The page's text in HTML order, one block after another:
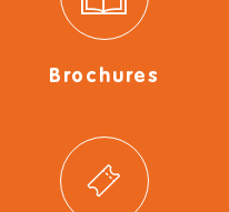
Brochures